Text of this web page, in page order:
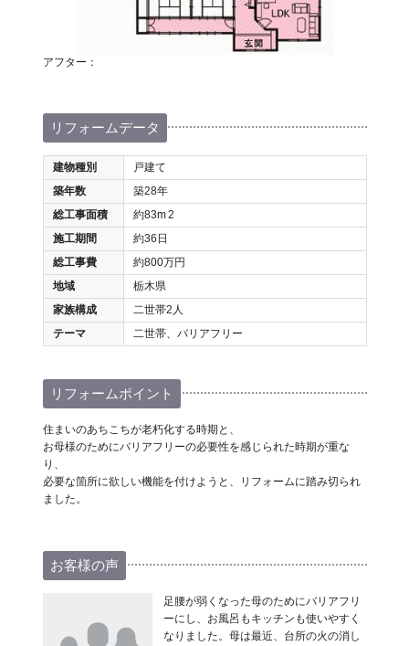
アフター：
リフォームデータ
建物種別
戸建て
築年数
築28年
総工事面積
約83m2
施工期間
約36日
総工事費
約800万円
地域
栃木県
家族構成
二世帯2人
テーマ
二世帯、バリアフリー
リフォームポイント
住まいのあちこちが老朽化する時期と、
お母様のためにバリアフリーの必要性を感じられた時期が重な
り、
必要な箇所に欲しい機能を付けようと、リフォームに踏み切られ
ました。
お客様の声
足腰が弱くなった母のためにバリアフリ
ーにし、お風呂もキッチンも使いやすく
なりました。母は最近、台所の火の消し